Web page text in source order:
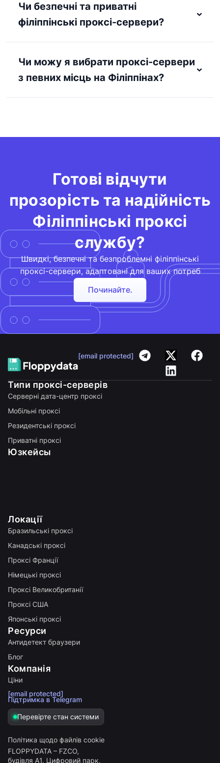
Чи безпечні та приватні
філіппінські проксі-сервери?
Чи можу я вибрати проксі-сервери
з певних місць на Філіппінах?
Готові відчути
прозорість та надійність
Філіппінські проксі
службу?
Швидкі, безпечні та безпроблемні філіппінські
проксі-сервери, адаптовані для ваших потреб
Починайте.
[email protected]
Типи проксі-серверів
Серверні дата-центр проксі
Мобільні проксі
Резидентські проксі
Приватні проксі
Юзкейсы
Локації
Бразильські проксі
Канадські проксі
Проксі Франції
Німецькі проксі
Проксі Великобританії
Проксі США
Японські проксі
Ресурси
Антидетект браузери
Блог
Компанія
Ціни
[email protected]
Підтримка в Telegram
Перевірте стан системи
FLOPPYDATA – FZCO,
будівля A1, Цифровий парк,
Політика щодо файлів cookie